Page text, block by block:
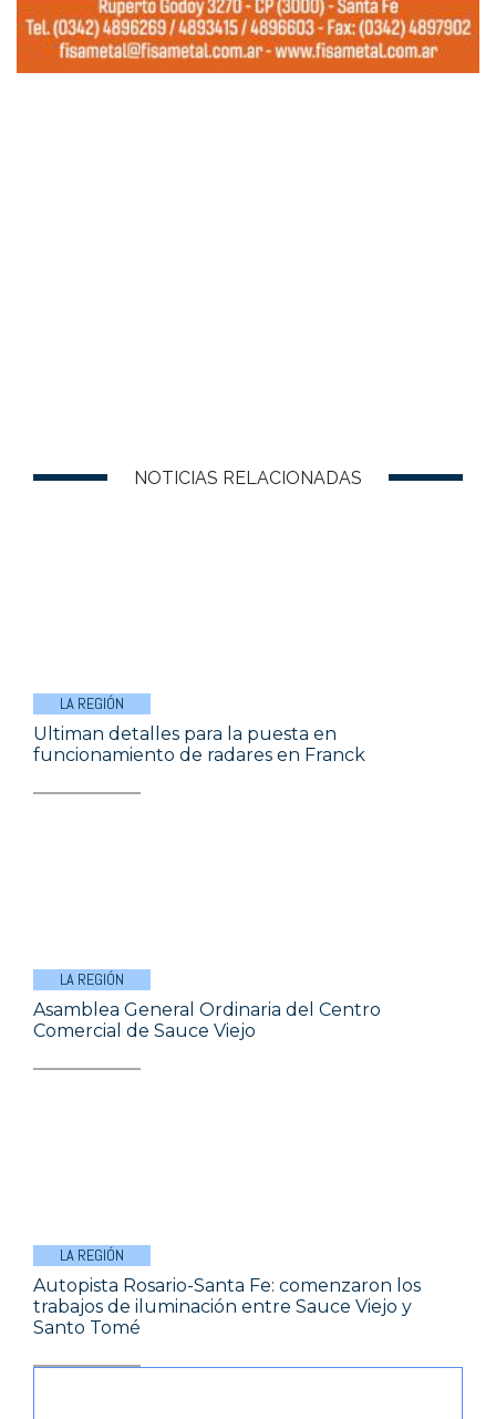
NOTICIAS RELACIONADAS
LA REGIÓN
Ultiman detalles para la puesta en
funcionamiento de radares en Franck
LA REGIÓN
Asamblea General Ordinaria del Centro
Comercial de Sauce Viejo
LA REGIÓN
Autopista Rosario-Santa Fe: comenzaron los
trabajos de iluminación entre Sauce Viejo y
Santo Tomé